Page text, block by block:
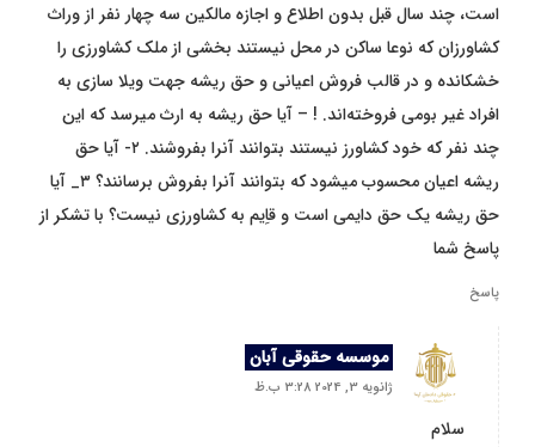
است، چند سال قبل بدون اطلاع و اجازه مالکین سه چهار نفر از وراث
کشاورزان که نوعا ساکن در محل نیستند بخشی از ملک کشاورزی را
خشکانده و در قالب فروش اعیانی و حق ریشه جهت ویلا سازی به
افراد غیر بومی فروخته‌اند. ! – آیا حق ریشه به ارث میرسد که این
چند نفر که خود کشاورز نیستند بتوانند آنرا بفروشند. ۲- آیا حق
ریشه اعیان محسوب میشود که بتوانند آنرا بفروش برسانند؟ ۳_ آیا
حق ریشه یک حق دایمی است و قاِیم به کشاورزی نیست؟ با تشکر از
پاسخ شما
پاسخ
موسسه حقوقی آبان
ژانویه 3, 2024 3:28 ب.ظ
سلام